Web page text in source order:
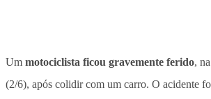
Um motociclista ficou gravemente ferido,
(2/6), após colidir com um carro. O acidente